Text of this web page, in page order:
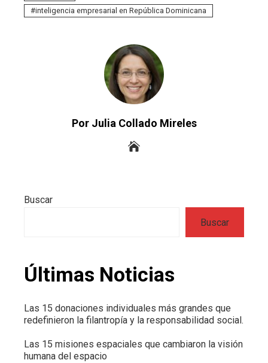
inteligencia empresarial en República Dominicana
Por Julia Collado Mireles
Buscar
Buscar
Últimas Noticias
Las 15 donaciones individuales más grandes que
redefinieron la filantropía y la responsabilidad social.
Las 15 misiones espaciales que cambiaron la visión
humana del espacio